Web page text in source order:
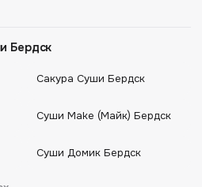
Бердск
Cакура Суши Бердск
Суши Маkе (Майк) Бердск
Суши Домик Бердск